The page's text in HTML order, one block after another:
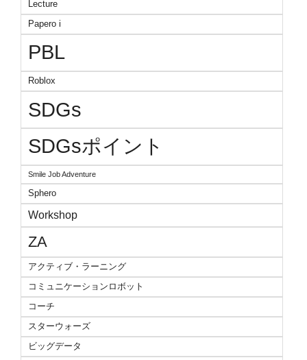
Lecture
Papero i
PBL
Roblox
SDGs
SDGsポイント
Smile Job Adventure
Sphero
Workshop
ZA
アクティブ・ラーニング
コミュニケーションロボット
コーチ
スターウォーズ
ビッグデータ